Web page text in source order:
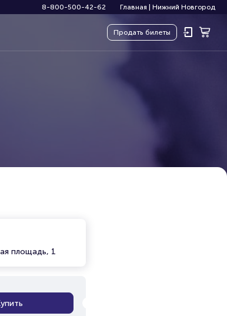
8-800-500-42-62 Главная Нижний Новгород
Продать билеты
площадь, 1